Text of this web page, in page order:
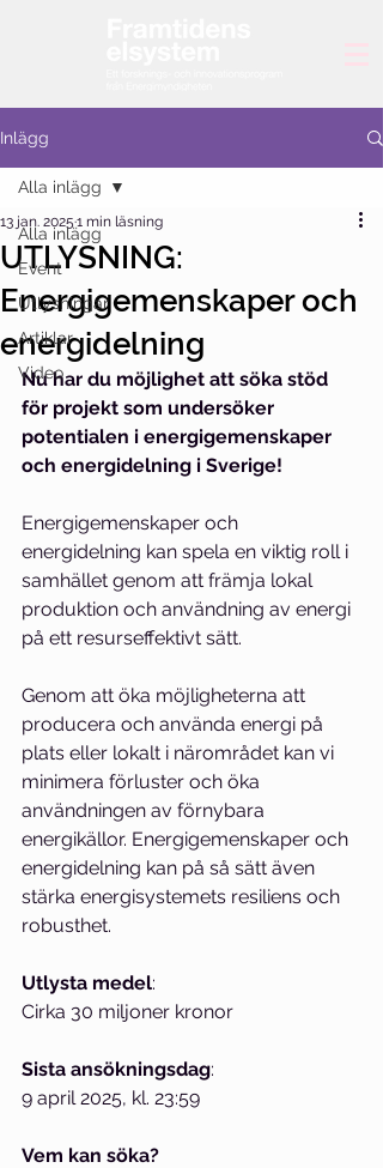
Inlägg
Alla inlägg
Event
Utlysningar
Artiklar
Video
Alla inlägg
UTLYSNING:
Energigemenskaper och
energidelning
13 jan. 2025 1 min läsning
Nu har du möjlighet att söka stöd
för projekt som undersöker
potentialen i energigemenskaper
och energidelning i Sverige!
Energigemenskaper och
energidelning kan spela en viktig roll i
samhället genom att främja lokal
produktion och användning av energi
på ett resurseffektivt sätt.
Genom att öka möjligheterna att
producera och använda energi på
plats eller lokalt i närområdet kan vi
minimera förluster och öka
användningen av förnybara
energikällor. Energigemenskaper och
energidelning kan på så sätt även
stärka energisystemets resiliens och
robusthet.
Utlysta medel:
Cirka 30 miljoner kronor
Sista ansökningsdag:
9 april 2025, kl. 23:59
Vem kan söka?